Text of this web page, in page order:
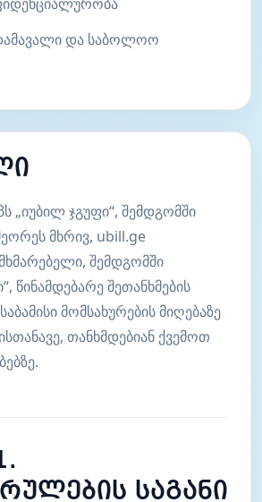
და საბოლოო
„იუბილ ჯგუფი“, შემდგომში
მხრივ, ubill.ge
შემდგომში
წინამდებარე შეთანხმების
მომსახურების მიღებაზე
თანხმდებიან ქვემოთ
საგანი